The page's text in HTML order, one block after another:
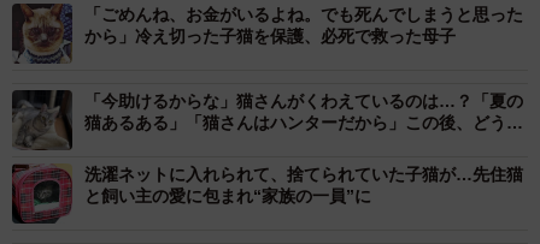
「ごめんね、お金がいるよね。でも死んでしまうと思った
から」冷え切った子猫を保護、必死で救った母子
「今助けるからな」猫さんがくわえているのは…？「夏の
猫あるある」「猫さんはハンターだから」この後、どうな
洗濯ネットに入れられて、捨てられていた子猫が…先住猫
と飼い主の愛に包まれ“家族の一員”に